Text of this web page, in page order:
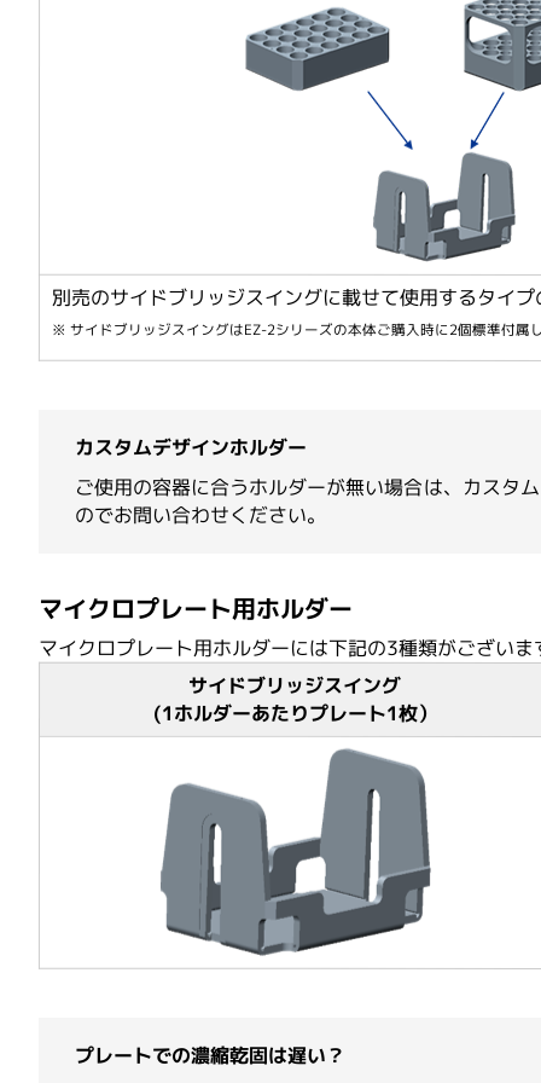
Thomson Instrument
別売のサイドブリッジスイングに載せて使用するタイ
※ サイドブリッジスイングはEZ-2シリーズの本体ご購入時に2個標準付属
カスタムデザインホルダー
ご使用の容器に合うホルダーが無い場合は、カスタ
のでお問い合わせください。
マイクロプレート用ホルダー
マイクロプレート用ホルダーには下記の3種類がございま
サイドブリッジスイング
(1ホルダーあたりプレート1枚）
プレートでの濃縮乾固は遅い？